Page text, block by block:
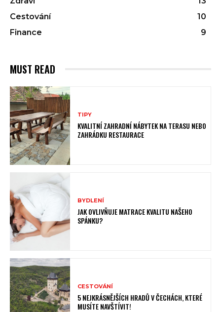
Cestování
10
Finance
9
MUST READ
TIPY
KVALITNÍ ZAHRADNÍ NÁBYTEK NA TERASU NEBO
ZAHRÁDKU RESTAURACE
BYDLENÍ
JAK OVLIVŇUJE MATRACE KVALITU NAŠEHO
SPÁNKU?
CESTOVÁNÍ
5 NEJKRÁSNĚJŠÍCH HRADŮ V ČECHÁCH, KTERÉ
MUSÍTE NAVŠTÍVIT!